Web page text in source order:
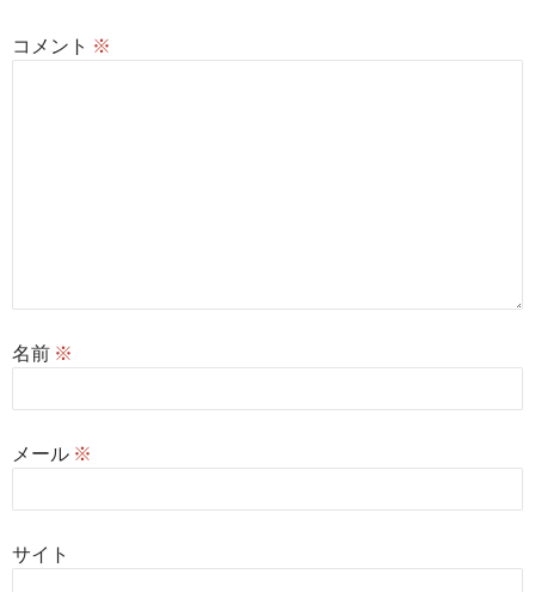
コメント ※
名前 ※
メール ※
サイト